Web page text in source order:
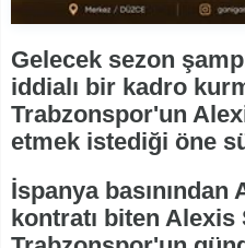
Gelecek sezon
iddialı bir kadro
Trabzonspor'un
etmek istediği öne
İspanya
kontratı biten Alexis